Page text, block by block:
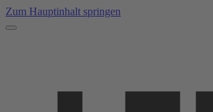
Zum Hauptinhalt springen